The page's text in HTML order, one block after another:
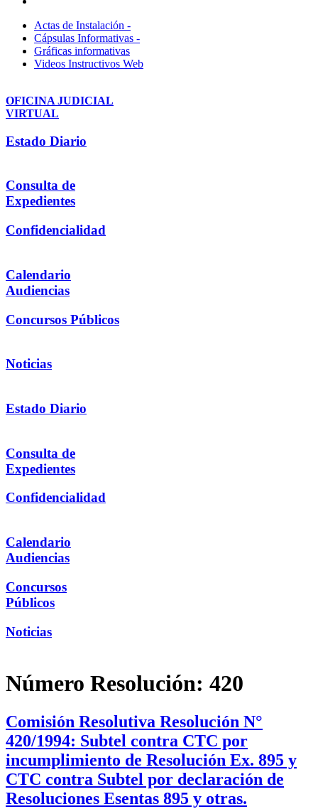
Actas de Instalación -
Cápsulas Informativas -
Gráficas informativas
Videos Instructivos Web
OFICINA JUDICIAL
VIRTUAL
Estado Diario
Consulta de
Expedientes
Confidencialidad
Calendario
Audiencias
Concursos Públicos
Noticias
Estado Diario
Consulta de
Expedientes
Confidencialidad
Calendario
Audiencias
Concursos
Públicos
Noticias
Número Resolución: 420
Comisión Resolutiva Resolución N°
420/1994: Subtel contra CTC por
incumplimiento de Resolución Ex. 895 y
CTC contra Subtel por declaración de
Resoluciones Esentas 895 y otras.